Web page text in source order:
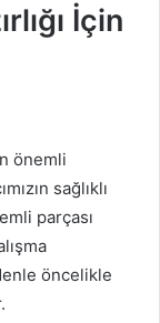
İçin
önemli
sağlıklı
parçası
öncelikle